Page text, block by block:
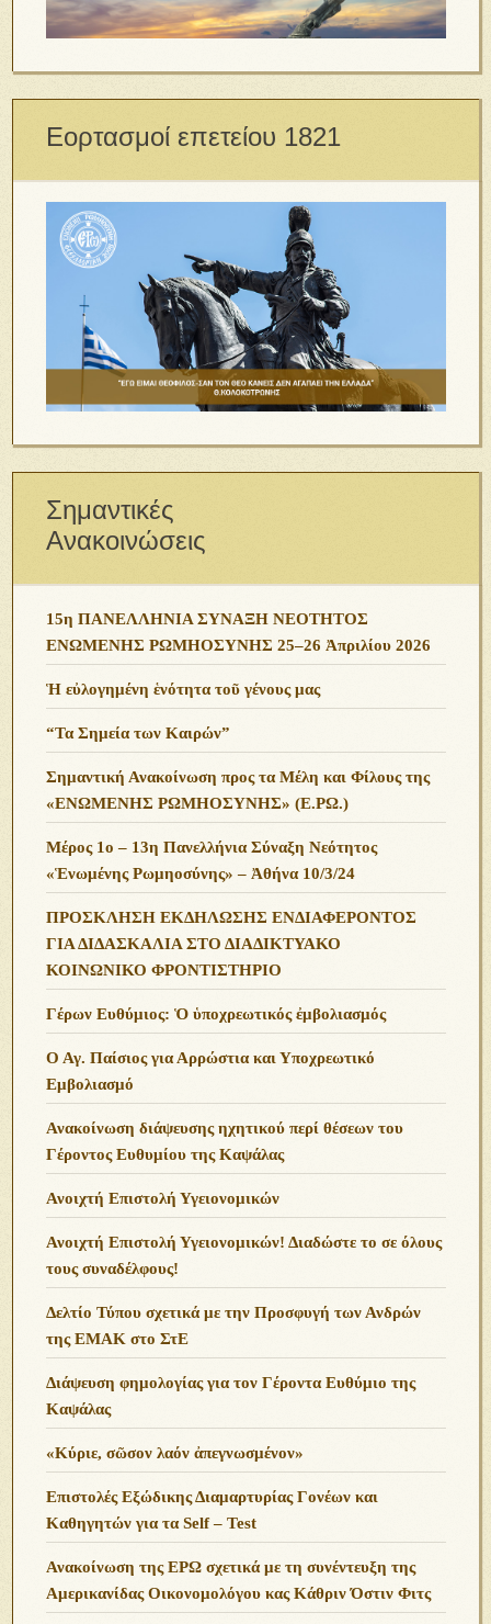
Εορτασμοί επετείου 1821
Σημαντικές
Ανακοινώσεις
15η ΠΑΝΕΛΛΗΝΙΑ ΣΥΝΑΞΗ ΝΕΟΤΗΤΟΣ
ΕΝΩΜΕΝΗΣ ΡΩΜΗΟΣΥΝΗΣ 25–26 Ἀπριλίου 2026
Ἡ εὐλογημένη ἑνότητα τοῦ γένους μας
“Τα Σημεία των Καιρών”
Σημαντική Ανακοίνωση προς τα Μέλη και Φίλους της
«ΕΝΩΜΕΝΗΣ ΡΩΜΗΟΣΥΝΗΣ» (Ε.ΡΩ.)
Μέρος 1ο – 13η Πανελλήνια Σύναξη Νεότητος
«Ἑνωμένης Ρωμηοσύνης» – Ἀθήνα 10/3/24
ΠΡΟΣΚΛΗΣΗ ΕΚΔΗΛΩΣΗΣ ΕΝΔΙΑΦΕΡΟΝΤΟΣ
ΓΙΑ ΔΙΔΑΣΚΑΛΙΑ ΣΤΟ ΔΙΑΔΙΚΤΥΑΚΟ
ΚΟΙΝΩΝΙΚΟ ΦΡΟΝΤΙΣΤΗΡΙΟ
Γέρων Ευθύμιος: Ὁ ὑποχρεωτικός ἐμβολιασμός
Ο Αγ. Παίσιος για Αρρώστια και Υποχρεωτικό
Εμβολιασμό
Ανακοίνωση διάψευσης ηχητικού περί θέσεων του
Γέροντος Ευθυμίου της Καψάλας
Ανοιχτή Επιστολή Υγειονομικών
Ανοιχτή Επιστολή Υγειονομικών! Διαδώστε το σε όλους
τους συναδέλφους!
Δελτίο Τύπου σχετικά με την Προσφυγή των Ανδρών
της ΕΜΑΚ στο ΣτΕ
Διάψευση φημολογίας για τον Γέροντα Ευθύμιο της
Καψάλας
«Κύριε, σῶσον λαόν ἀπεγνωσμένον»
Επιστολές Εξώδικης Διαμαρτυρίας Γονέων και
Καθηγητών για τα Self – Test
Ανακοίνωση της ΕΡΩ σχετικά με τη συνέντευξη της
Αμερικανίδας Οικονομολόγου κας Κάθριν Όστιν Φιτς